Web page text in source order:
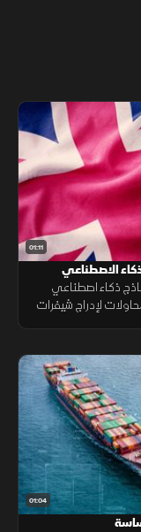
01:11
الاصطناعي
ذكاء اصطناعي
لإدراج شيفرات
01:04